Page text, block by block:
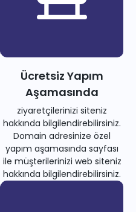
Ücretsiz Yapım
Aşamasında
ziyaretçilerinizi siteniz
hakkında bilgilendirebilirsiniz.
Domain adresinize özel
yapım aşamasında sayfası
ile müşterilerinizi web siteniz
hakkında bilgilendirebilirsiniz.